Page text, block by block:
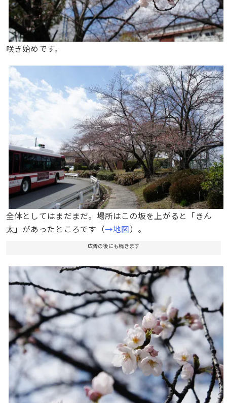
咲き始めです。
全体としてはまだまだ。場所はこの坂を上がると「きん
太」があったところです（→地図）。
広告の後にも続きます